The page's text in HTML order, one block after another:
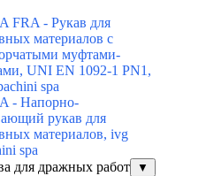
FRA - Рукав для
материалов с
муфтами-
UNI EN 1092-1 PN1,
spa
- Напорно-
рукав для
материалов, ivg
spa
для дражных работ
▼